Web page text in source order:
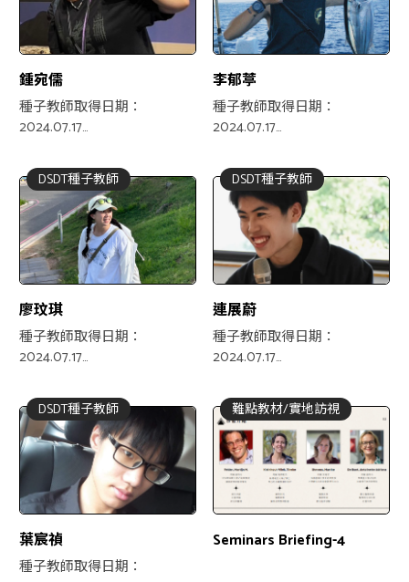
鍾宛儒
種子教師取得日期：
2024.07.17
設計、服務設計、社區營造
李郁葶
種子教師取得日期：
2024.07.17
設計、社區營造
DSDT種子教師
廖玟琪
種子教師取得日期：
2024.07.17
設計、創意生活設計
DSDT種子教師
連展蔚
種子教師取得日期：
2024.07.17
設計、資訊傳播、永續設計
DSDT種子教師
葉宸禎
種子教師取得日期：
難點教材/實地訪視
Seminars Briefing-4